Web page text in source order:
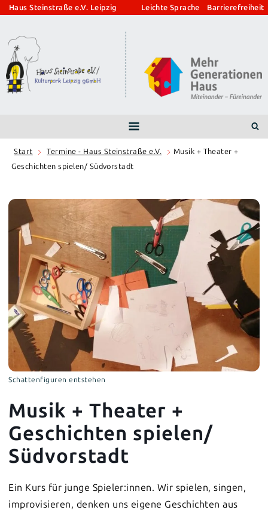
Zum
springen
Haus Steinstraße e.V. Leipzig Leichte Sprache Barrierefreiheit
Start Termine - Haus Steinstraße e.V.
Musik + Theater +
Geschichten spielen/ Südvorstadt
Schattenfiguren entstehen
Musik + Theater +
Geschichten spielen/
Südvorstadt
Ein Kurs für junge Spieler:innen. Wir spielen, singen,
improvisieren, denken uns eigene Geschichten aus